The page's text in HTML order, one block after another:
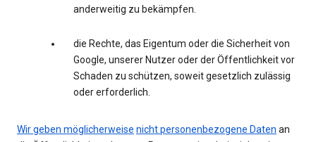
anderweitig zu bekämpfen.
die Rechte, das Eigentum oder die Sicherheit von
Google, unserer Nutzer oder der Öffentlichkeit vor
Schaden zu schützen, soweit gesetzlich zulässig
oder erforderlich.
Wir geben möglicherweise nicht personenbezogene Daten an